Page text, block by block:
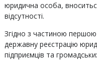
юридична особа,
відсутності.
Згідно з частиною першою
державну реєстрацію
підприємців та